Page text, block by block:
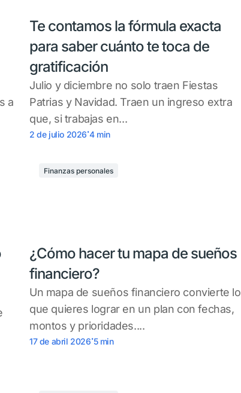
a
Te contamos la fórmula exacta
para saber cuánto te toca de
gratificación
Julio y diciembre no solo traen Fiestas
Patrias y Navidad. Traen un ingreso extra
que, si trabajas en...
2 de julio 2026.4 min
Finanzas personales
¿Cómo hacer tu mapa de sueños
financiero?
Un mapa de sueños financiero convierte lo
que quieres lograr en un plan con fechas,
montos y prioridades....
17 de abril 2026.5 min